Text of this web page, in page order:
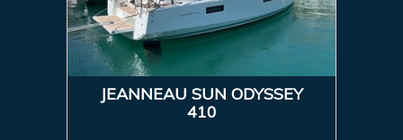
JEANNEAU SUN ODYSSEY
410